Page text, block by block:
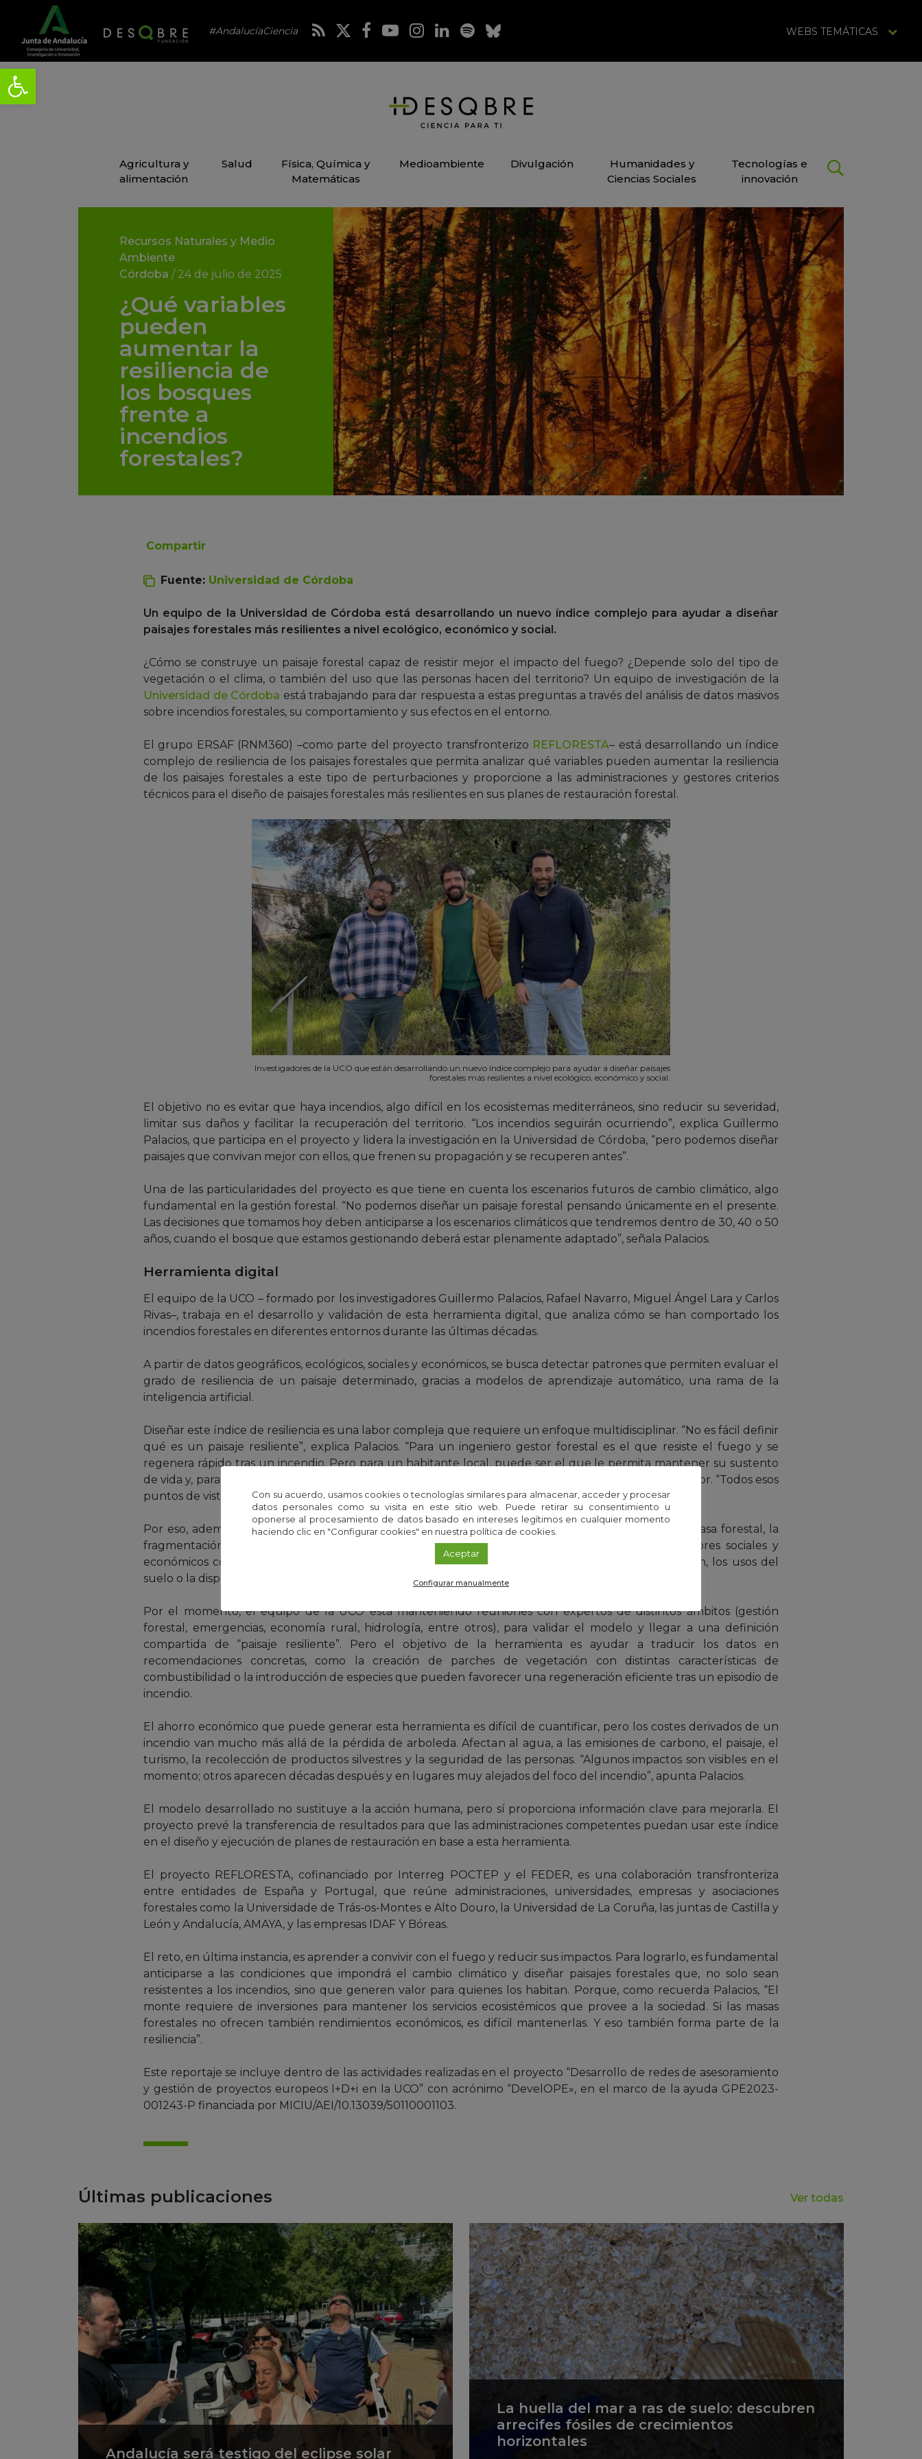
#AndalucíaCiencia WEBS TEMÁTICAS
Agricultura y
alimentación
Salud
Física, Química y
Matemáticas
Medioambiente Divulgación
Humanidades y
Ciencias Sociales
Tecnologías e
innovación
Recursos Naturales y Medio
Ambiente
Córdoba / 24 de julio de 2025
¿Qué variables
pueden
aumentar la
resiliencia de
los bosques
frente a
incendios
forestales?
Compartir
Fuente: Universidad de Córdoba
Un equipo de la Universidad de Córdoba está desarrollando un nuevo índice complejo para ayudar a diseñar
paisajes forestales más resilientes a nivel ecológico, económico y social.
¿Cómo se construye un paisaje forestal capaz de resistir mejor el impacto del fuego? ¿Depende solo del tipo de
vegetación o el clima, o también del uso que las personas hacen del territorio? Un equipo de investigación de la
Universidad de Córdoba está trabajando para dar respuesta a estas preguntas a través del análisis de datos masivos
sobre incendios forestales, su comportamiento y sus efectos en el entorno.
El grupo ERSAF (RNM360) –como parte del proyecto transfronterizo REFLORESTA– está desarrollando un índice
complejo de resiliencia de los paisajes forestales que permita analizar qué variables pueden aumentar la resiliencia
de los paisajes forestales a este tipo de perturbaciones y proporcione a las administraciones y gestores criterios
técnicos para el diseño de paisajes forestales más resilientes en sus planes de restauración forestal.
Investigadores de la UCO que están desarrollando un nuevo índice complejo para ayudar a diseñar paisajes
forestales más resilientes a nivel ecológico, económico y social.
El objetivo no es evitar que haya incendios, algo difícil en los ecosistemas mediterráneos, sino reducir su severidad,
limitar sus daños y facilitar la recuperación del territorio. “Los incendios seguirán ocurriendo”, explica Guillermo
Palacios, que participa en el proyecto y lidera la investigación en la Universidad de Córdoba, “pero podemos diseñar
paisajes que convivan mejor con ellos, que frenen su propagación y se recuperen antes”.
Una de las particularidades del proyecto es que tiene en cuenta los escenarios futuros de cambio climático, algo
fundamental en la gestión forestal. “No podemos diseñar un paisaje forestal pensando únicamente en el presente.
Las decisiones que tomamos hoy deben anticiparse a los escenarios climáticos que tendremos dentro de 30, 40 o 50
años, cuando el bosque que estamos gestionando deberá estar plenamente adaptado”, señala Palacios.
Herramienta digital
El equipo de la UCO – formado por los investigadores Guillermo Palacios, Rafael Navarro, Miguel Ángel Lara y Carlos
Rivas–, trabaja en el desarrollo y validación de esta herramienta digital, que analiza cómo se han comportado los
incendios forestales en diferentes entornos durante las últimas décadas.
A partir de datos geográficos, ecológicos, sociales y económicos, se busca detectar patrones que permiten evaluar el
grado de resiliencia de un paisaje determinado, gracias a modelos de aprendizaje automático, una rama de la
inteligencia artificial.
Diseñar este índice de resiliencia es una labor compleja que requiere un enfoque multidisciplinar. “No es fácil definir
qué es un paisaje resiliente”, explica Palacios. “Para un ingeniero gestor forestal es el que resiste el fuego y se
regenera rápido tras un incendio. Pero para un habitante local, puede ser el que le permita mantener su sustento
de vida y, para un gestor público, el que tenga mayor valor paisajístico o turístico”, aclara el investigador. “Todos esos
puntos de vista deben estar reflejados en el índice y su herramienta de cálculo y cartografía”.
Por eso, además de utilizar datos ecológicos como pueden ser la estructura y composición de la masa forestal, la
fragmentación del paisaje o las características climáticas, el índice también tiene en cuenta factores sociales y
económicos como pueden ser la accesibilidad, los caminos de acceso, la proximidad de la población, los usos del
suelo o la disponibilidad de medios de extinción.
Por el momento, el equipo de la UCO está manteniendo reuniones con expertos de distintos ámbitos (gestión
forestal, emergencias, economía rural, hidrología, entre otros), para validar el modelo y llegar a una definición
compartida de “paisaje resiliente”. Pero el objetivo de la herramienta es ayudar a traducir los datos en
recomendaciones concretas, como la creación de parches de vegetación con distintas características de
combustibilidad o la introducción de especies que pueden favorecer una regeneración eficiente tras un episodio de
incendio.
El ahorro económico que puede generar esta herramienta es difícil de cuantificar, pero los costes derivados de un
incendio van mucho más allá de la pérdida de arboleda. Afectan al agua, a las emisiones de carbono, el paisaje, el
turismo, la recolección de productos silvestres y la seguridad de las personas. “Algunos impactos son visibles en el
momento; otros aparecen décadas después y en lugares muy alejados del foco del incendio”, apunta Palacios.
El modelo desarrollado no sustituye a la acción humana, pero sí proporciona información clave para mejorarla. El
proyecto prevé la transferencia de resultados para que las administraciones competentes puedan usar este índice
en el diseño y ejecución de planes de restauración en base a esta herramienta.
El proyecto REFLORESTA, cofinanciado por Interreg POCTEP y el FEDER, es una colaboración transfronteriza
entre entidades de España y Portugal, que reúne administraciones, universidades, empresas y asociaciones
forestales como la Universidade de Trás-os-Montes e Alto Douro, la Universidad de La Coruña, las juntas de Castilla y
León y Andalucía, AMAYA, y las empresas IDAF Y Bóreas.
El reto, en última instancia, es aprender a convivir con el fuego y reducir sus impactos. Para lograrlo, es fundamental
anticiparse a las condiciones que impondrá el cambio climático y diseñar paisajes forestales que, no solo sean
resistentes a los incendios, sino que generen valor para quienes los habitan. Porque, como recuerda Palacios, “El
monte requiere de inversiones para mantener los servicios ecosistémicos que provee a la sociedad. Si las masas
forestales no ofrecen también rendimientos económicos, es difícil mantenerlas. Y eso también forma parte de la
resiliencia”.
Este reportaje se incluye dentro de las actividades realizadas en el proyecto “Desarrollo de redes de asesoramiento
y gestión de proyectos europeos I+D+i en la UCO” con acrónimo “DevelOPE», en el marco de la ayuda GPE2023-
001243-P financiada por MICIU/AEI/10.13039/50110001103.
Últimas publicaciones Ver todas
Andalucía será testigo del eclipse solar
La huella del mar a ras de suelo: descubren
arrecifes fósiles de crecimientos
horizontales
Con su acuerdo, usamos cookies o tecnologías similares para almacenar, acceder y procesar
datos personales como su visita en este sitio web. Puede retirar su consentimiento u
oponerse al procesamiento de datos basado en intereses legítimos en cualquier momento
haciendo clic en "Configurar cookies" en nuestra política de cookies.
Aceptar
Configurar manualmente